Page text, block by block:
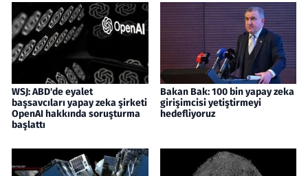
WSJ: ABD'de eyalet
başsavcıları yapay zeka şirketi
OpenAI hakkında soruşturma
başlattı
Bakan Bak: 100 bin yapay zeka
girişimcisi yetiştirmeyi
hedefliyoruz